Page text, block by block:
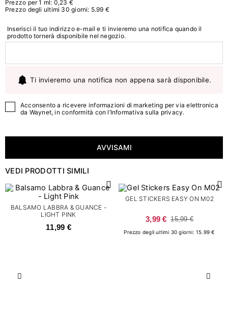
Prezzo per 1 ml: 0,23 €
Prezzo degli ultimi 30 giorni: 5.99 €
Inserisci il tuo indirizzo e-mail e ti invieremo una notifica quando il
prodotto tornerà disponibile nel negozio.
Ti invieremo una notifica non appena sarà disponibile.
Acconsento a ricevere informazioni di marketing per via elettronica
da Waynet, in conformità con l’Informativa sulla privacy.
AVVISAMI
VEDI PRODOTTI SIMILI
Precedente
BALSAMO LABBRA & GUANCE -
LIGHT PINK
11,99 €
GEL STICKERS EASY ON M02
3,99 € 15,99 €
Prezzo degli ultimi 30 giorni: 15.99 €